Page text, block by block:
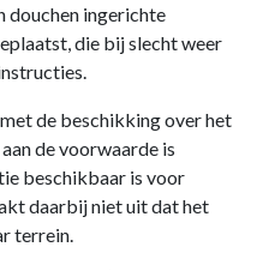
douchen ingerichte
die bij slecht weer
de beschikking over het
de voorwaarde is
beschikbaar is voor
daarbij niet uit dat het
terrein.